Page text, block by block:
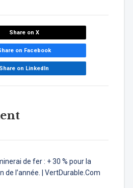
Share on X
on Facebook
Share on LinkedIn
de fer : + 30 % pour la
l’année. | VertDurable.Com